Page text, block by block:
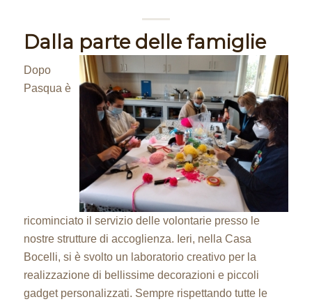
Dalla parte delle famiglie
Dopo
Pasqua è
ricominciato il servizio delle volontarie presso le
nostre strutture di accoglienza. Ieri, nella Casa
Bocelli, si è svolto un laboratorio creativo per la
realizzazione di bellissime decorazioni e piccoli
gadget personalizzati. Sempre rispettando tutte le